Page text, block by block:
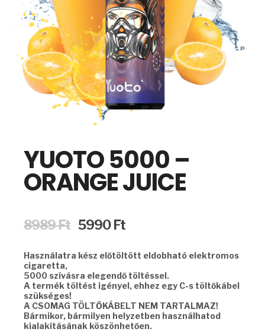
YUOTO 5000 –
ORANGE JUICE
8989Ft Original
8989 Ft.
5990 FtCurrent
5990 Ft.
Használatra kész előtöltött eldobható elektromos
cigaretta,
5000 szívásra elegendő töltéssel.
A termék töltést igényel, ehhez egy C-s töltőkábel
szükséges!
A CSOMAG TÖLTŐKÁBELT NEM TARTALMAZ!
Bármikor, bármilyen helyzetben használhatod
kialakításának köszönhetően.